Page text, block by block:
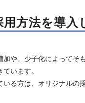
方法を導入
や、少子化によってそ
います。
る方は、オリジナルの